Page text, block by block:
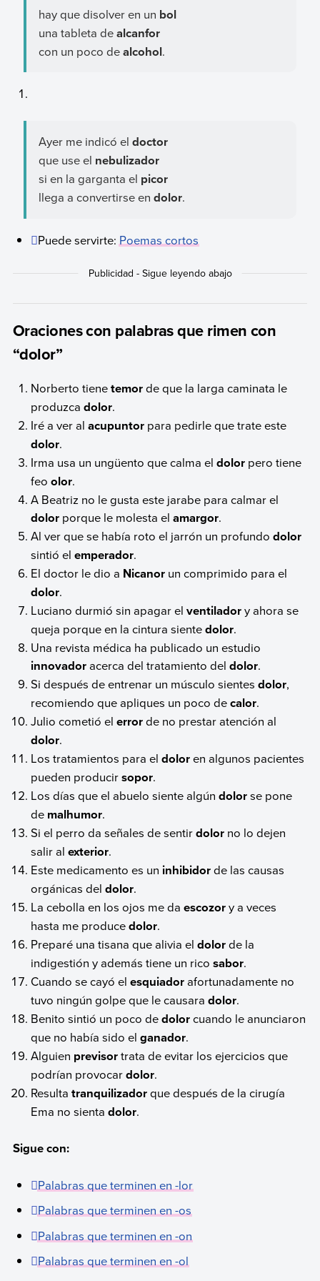
hay que disolver en un bol
una tableta dealcanfor
con un poco dealcohol.
Ayer me indicó el doctor
que use el nebulizador
si en la garganta el picor
llega a convertirse en dolor.
Puede servirte:Poemas cortos
Oraciones con palabras que rimen con
“dolor”
Norberto tienetemorde que la larga caminata le
produzcadolor.
Iré a ver alacupuntor para pedirle que trate este
dolor.
Irma usa un ungüento que calma eldolor pero tiene
feoolor.
A Beatriz no le gusta este jarabe para calmar el
dolor porque le molesta elamargor.
Al ver que se había roto el jarrón un profundodolor
sintió elemperador.
El doctor le dio a Nicanor un comprimido para el
dolor.
Luciano durmió sin apagar elventiladory ahora se
queja porque en la cintura sientedolor.
Una revista médica ha publicado un estudio
innovadoracerca del tratamiento deldolor.
Si después de entrenar un músculo sientesdolor,
recomiendo que apliques un poco decalor.
Julio cometió elerrorde no prestar atención al
dolor.
Los tratamientos para eldoloren algunos pacientes
pueden producirsopor.
Los días que el abuelo siente algúndolorse pone
de malhumor.
Si el perro da señales de sentirdolor no lo dejen
salir alexterior.
Este medicamento es un inhibidorde las causas
orgánicas deldolor.
La cebolla en los ojos me daescozory a veces
hasta me producedolor.
Preparé una tisana que alivia eldolorde la
indigestión y además tiene un ricosabor.
Cuando se cayó elesquiadorafortunadamente no
tuvo ningún golpe que le causaradolor.
Benito sintió un poco dedolorcuando le anunciaron
que no había sido elganador.
Alguien previsortrata de evitar los ejercicios que
podrían provocardolor.
Resultatranquilizadorque después de la cirugía
Ema no sientadolor.
Sigue con:
Palabras que terminen en -lor
Palabras que terminen en -os
Palabras que terminen en -on
Palabras que terminen en -ol